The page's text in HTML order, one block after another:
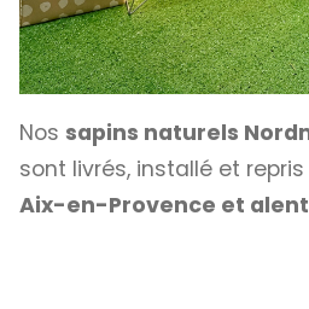
Nos sapins naturels
sont livrés, installé et
Aix-en-Provence et